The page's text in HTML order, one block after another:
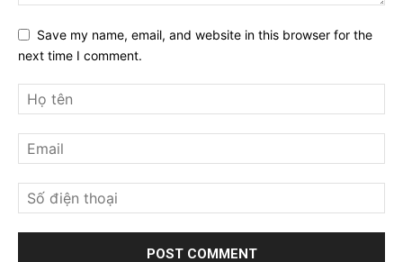
Save my name, email, and website in this browser for the
next time I comment.